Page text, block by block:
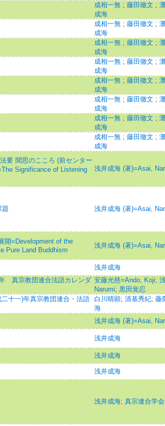
成相一無 ; 藤田徹文 ;
成海
成相一無 ; 藤田徹文 ;
成海
成相一無 ; 藤田徹文 ;
成海
成相一無 ; 藤田徹文 ;
成海
成相一無 ; 藤田徹文 ;
成海
成相一無 ; 藤田徹文 ;
成海
成相一無 ; 藤田徹文 ;
成海
成相一無 ; 藤田徹文 ;
成海
要 聞思のこころ (前センター
Significance of Listening
浅井成海 (著)=Asai,
題 浅井成海 (著)=Asai,
開=Development of the
Pure Land Buddhism
浅井成海 (著)=Asai,
浅井成海
真宗教団連合法語カレンダ 安藤光慈=Ando, Koji;
Narumi; 黒田覚忍
十一)年真宗教団連合・法語
白川晴顕; 清基秀紀; 藤
海
浅井成海 (著)=Asai,
浅井成海
浅井成海
浅井成海
浅井成海; 真宗連合学会